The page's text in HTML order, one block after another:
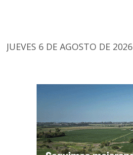
JUEVES 6 DE AGOSTO DE 2026